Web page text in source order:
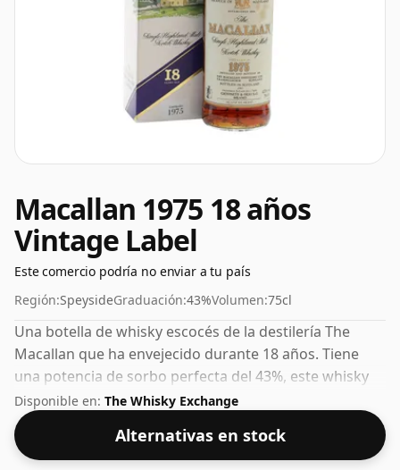
Macallan 1975 18 años
Vintage Label
Este comercio podría no enviar a tu país
Región:SpeysideGraduación:43%Volumen:75cl
Una botella de whisky escocés de la destilería The
Macallan que ha envejecido durante 18 años. Tiene
una potencia de sorbo perfecta del 43%, este whisky
se embotelló en un recipiente de 75 cl.
Disponible en: The Whisky Exchange
Alternativas en stock